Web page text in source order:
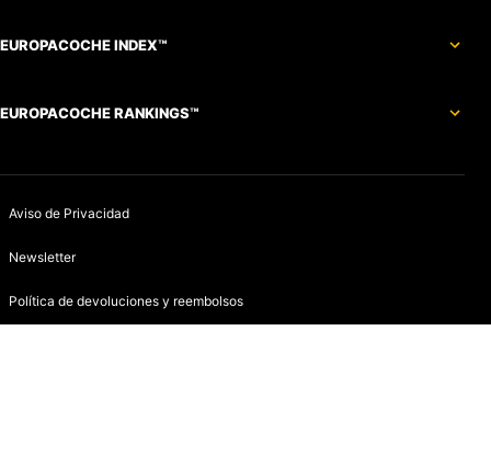
EUROPACOCHE INDEX™
EUROPACOCHE RANKINGS™
Aviso de Privacidad
Newsletter
Política de devoluciones y reembolsos